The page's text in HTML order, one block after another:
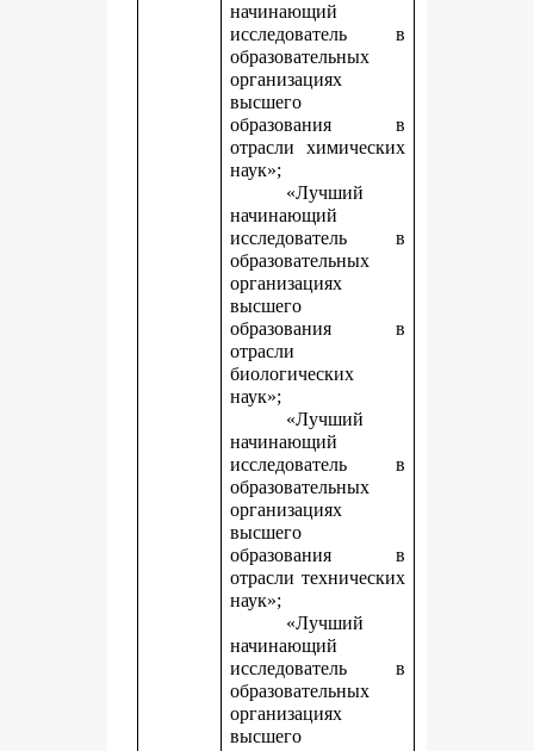
начинающий
исследователь в
образовательных
организациях
высшего
образования в
отрасли химических
наук»;
«Лучший
начинающий
исследователь в
образовательных
организациях
высшего
образования в
отрасли
биологических
наук»;
«Лучший
начинающий
исследователь в
образовательных
организациях
высшего
образования в
отрасли технических
наук»;
«Лучший
начинающий
исследователь в
образовательных
организациях
высшего